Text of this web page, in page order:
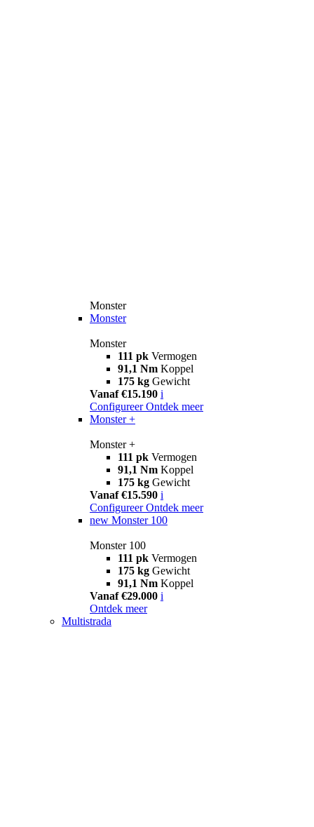
Monster
Monster
Monster
111 pk Vermogen
91,1 Nm Koppel
175 kg Gewicht
Vanaf €15.190 i
Configureer Ontdek meer
Monster +
Monster +
111 pk Vermogen
91,1 Nm Koppel
175 kg Gewicht
Vanaf €15.590 i
Configureer Ontdek meer
new Monster 100
Monster 100
111 pk Vermogen
175 kg Gewicht
91,1 Nm Koppel
Vanaf €29.000 i
Ontdek meer
Multistrada